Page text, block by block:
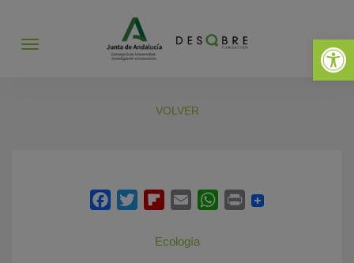
Abrir
Abrir
VOLVER
Ecología